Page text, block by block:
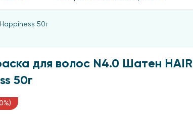
50г
для волос N4.0 Шатен HAIR
50г